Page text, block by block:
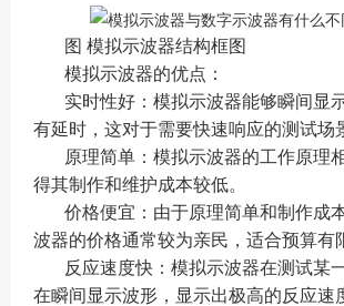
图 模拟示波器结构框图
模拟示波器的优点：
实时性好‌：模拟示波器能够瞬间显
有延时，这对于需要快速响应的测试场
原理简单‌：模拟示波器的工作原理
得其制作和维护成本较低。
价格便宜‌：由于原理简单和制作成
波器的价格通常较为亲民，适合预算有
反应速度快‌：模拟示波器在测试某
在瞬间显示波形，显示出极高的反应速